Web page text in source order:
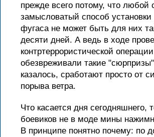
прежде всего потому, что любой
замысловатый способ
фугаса не может быть для них
десяти дней. А ведь в ходе
контртеррористической операции
обезвреживали такие
казалось, сработают просто от
порыва ветра.
Что касается дня сегодняшнего,
боевиков не в моде мины
В принципе понятно почему: по